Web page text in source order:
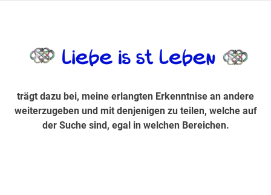
Suche sind, egal in welchen Bereichen.
trägt dazu bei, meine erlangten Erkenntnise an andere
weiterzugeben und mit denjenigen zu teilen, welche auf
der Suche sind, egal in welchen Bereichen.